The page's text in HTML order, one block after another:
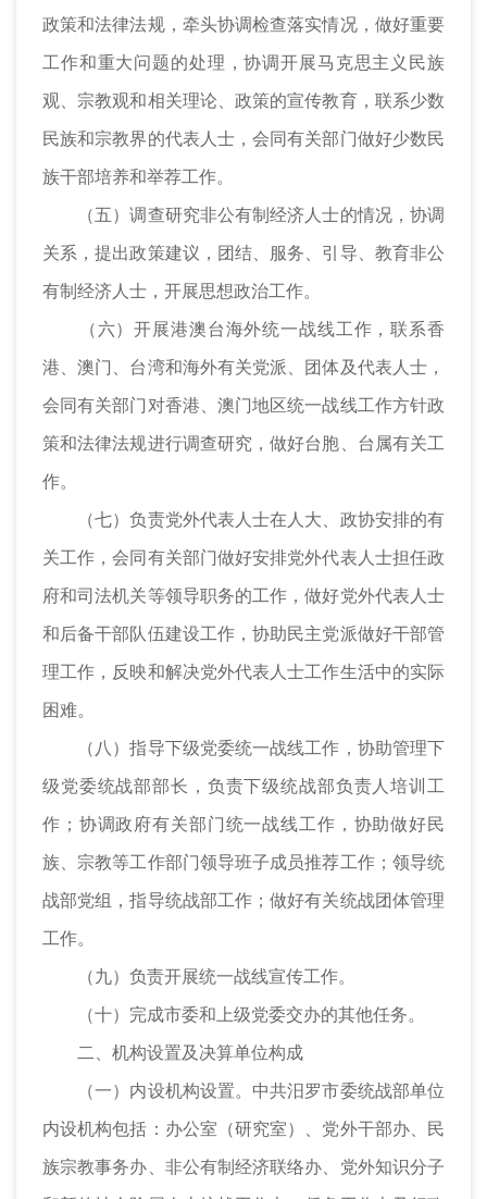
政策和法律法规，牵头协调检查落实情况，做好重要
工作和重大问题的处理，协调开展马克思主义民族
观、宗教观和相关理论、政策的宣传教育，联系少数
民族和宗教界的代表人士，会同有关部门做好少数民
族干部培养和举荐工作。
（五）调查研究非公有制经济人士的情况，协调
关系，提出政策建议，团结、服务、引导、教育非公
有制经济人士，开展思想政治工作。
（六）开展港澳台海外统一战线工作，联系香
港、澳门、台湾和海外有关党派、团体及代表人士，
会同有关部门对香港、澳门地区统一战线工作方针政
策和法律法规进行调查研究，做好台胞、台属有关工
作。
（七）负责党外代表人士在人大、政协安排的有
关工作，会同有关部门做好安排党外代表人士担任政
府和司法机关等领导职务的工作，做好党外代表人士
和后备干部队伍建设工作，协助民主党派做好干部管
理工作，反映和解决党外代表人士工作生活中的实际
困难。
（八）指导下级党委统一战线工作，协助管理下
级党委统战部部长，负责下级统战部负责人培训工
作；协调政府有关部门统一战线工作，协助做好民
族、宗教等工作部门领导班子成员推荐工作；领导统
战部党组，指导统战部工作；做好有关统战团体管理
工作。
（九）负责开展统一战线宣传工作。
（十）完成市委和上级党委交办的其他任务。
二、机构设置及决算单位构成
（一）内设机构设置。中共汨罗市委统战部单位
内设机构包括：办公室（研究室）、党外干部办、民
族宗教事务办、非公有制经济联络办、党外知识分子